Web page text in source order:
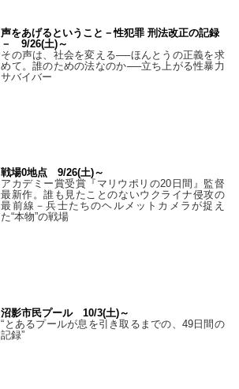
声をあげるということ－性犯罪 刑法改正の記録
－ 9/26(土)～
その声は、社会を変える──ほんとうの正義を求
めて。誰のための法なのか──立ち上がる性暴力
サバイバー
戦場0地点 9/26(土)～
アカデミー賞受賞『マリウポリの20日間』監督
最新作。誰も見たことのないウクライナ侵攻の
最前線－兵士たちのヘルメットカメラが捉え
た“本物”の戦場
沼影市民プール 10/3(土)～
“とあるプールが息を引き取るまでの、49日間の
記録”